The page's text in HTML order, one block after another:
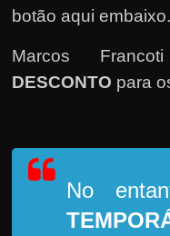
botão aqui embaixo.
Marcos
DESCONTO para
No